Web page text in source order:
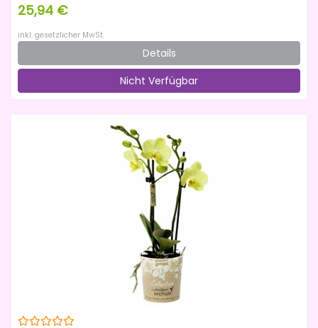
25,94 €
inkl. gesetzlicher MwSt.
Details
Nicht Verfügbar